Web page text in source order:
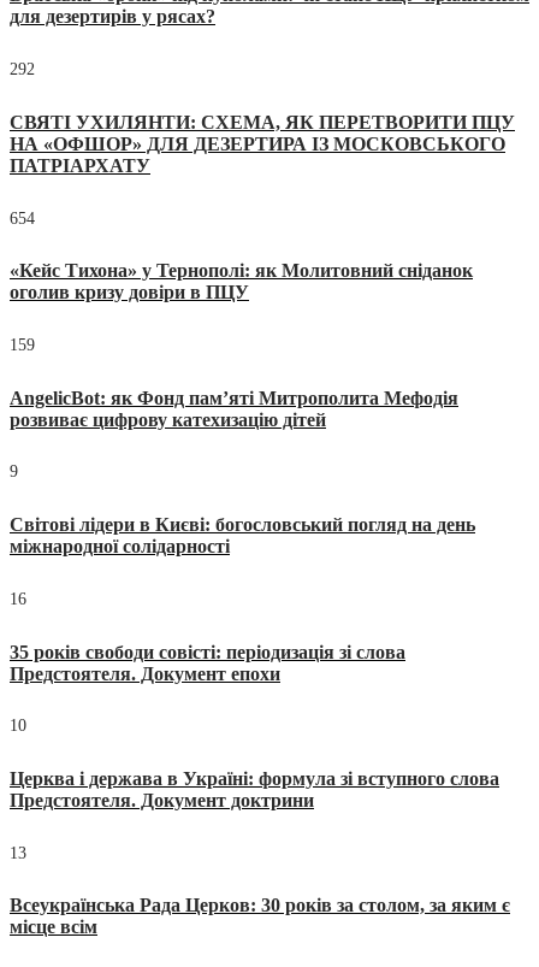
для дезертирів у рясах?
292
СВЯТІ УХИЛЯНТИ: СХЕМА, ЯК ПЕРЕТВОРИТИ ПЦУ
НА «ОФШОР» ДЛЯ ДЕЗЕРТИРА ІЗ МОСКОВСЬКОГО
ПАТРІАРХАТУ
654
«Кейс Тихона» у Тернополі: як Молитовний сніданок
оголив кризу довіри в ПЦУ
159
AngelicBot: як Фонд пам’яті Митрополита Мефодія
розвиває цифрову катехизацію дітей
9
Світові лідери в Києві: богословський погляд на день
міжнародної солідарності
16
35 років свободи совісті: періодизація зі слова
Предстоятеля. Документ епохи
10
Церква і держава в Україні: формула зі вступного слова
Предстоятеля. Документ доктрини
13
Всеукраїнська Рада Церков: 30 років за столом, за яким є
місце всім